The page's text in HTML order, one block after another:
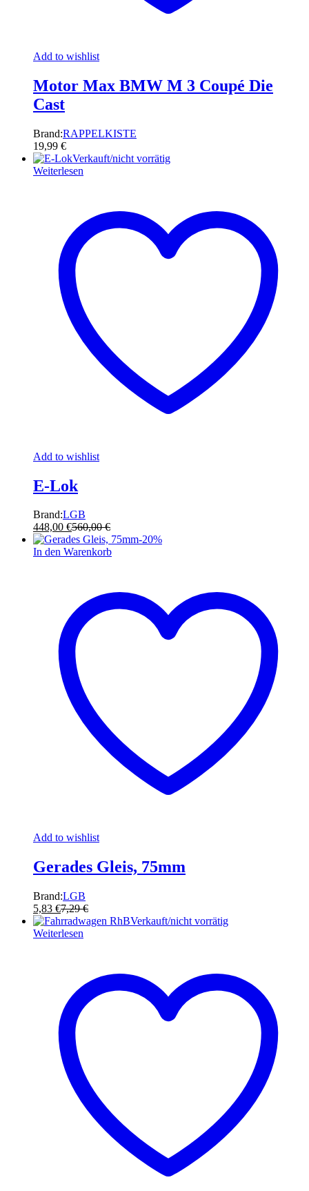
Add to wishlist
Motor Max BMW M 3 Coupé Die
Cast
Brand:RAPPELKISTE
19,99 €
Verkauft/nicht vorrätig
Weiterlesen
Add to wishlist
E-Lok
Brand:LGB
448,00 €560,00€
-20%
In den Warenkorb
Add to wishlist
Gerades Gleis, 75mm
Brand:LGB
5,83 €7,29€
Verkauft/nicht vorrätig
Weiterlesen